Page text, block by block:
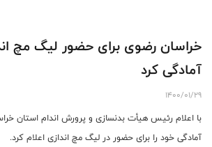
خراسان رضوی برای حضور لیگ مچ
آمادگی کرد
1400/01/29
با اعلام رئیس هیأت بدنسازی و پرورش اندام استان
آمادگی خود را برای حضور در لیگ مچ اندازی اعلام کرد.